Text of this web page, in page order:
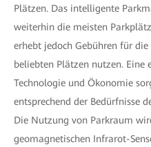
Plätzen. Das intelligente
weiterhin die meisten
erhebt jedoch Gebühren für
beliebten Plätzen nutzen.
Technologie und Ökonomie
entsprechend der Bedürfnisse
Die Nutzung von Parkraum
geomagnetischen Infrarot-